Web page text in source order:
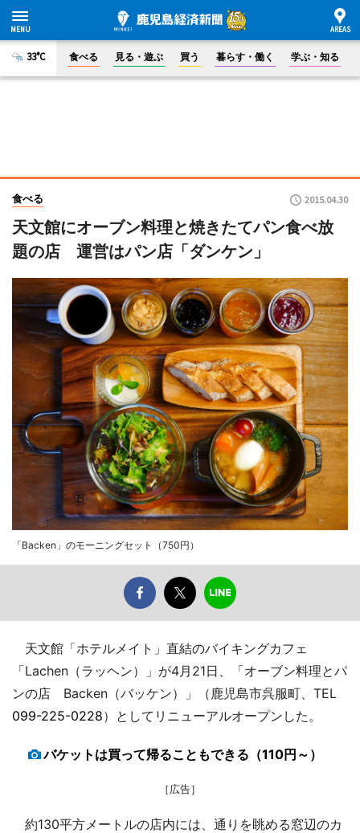
33°C 食べる 見る・遊ぶ 買う 暮らす・働く 学ぶ・知る
食べる 2015.04.30
天文館にオーブン料理と焼きたてパン食べ放
題の店 運営はパン店「ダンケン」
「Backen」のモーニングセット（750円）
天文館「ホテルメイト」直結のバイキングカフェ
「Lachen（ラッヘン）」が4月21日、「オーブン料理とパ
ンの店 Backen（バッケン）」（鹿児島市呉服町、TEL
099-225-0228）としてリニューアルオープンした。
バケットは買って帰ることもできる（110円～）
［広告］
約130平方メートルの店内には、通りを眺める窓辺のカ